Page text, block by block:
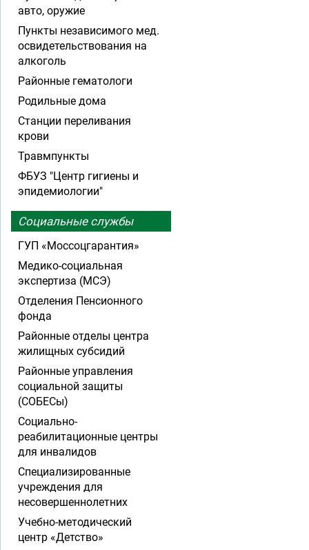
авто, оружие
Пункты независимого мед.
освидетельствования на
алкоголь
Районные гематологи
Родильные дома
Станции переливания
крови
Травмпункты
ФБУЗ "Центр гигиены и
эпидемиологии"
Социальные службы
ГУП «Моссоцгарантия»
Медико-социальная
экспертиза (МСЭ)
Отделения Пенсионного
фонда
Районные отделы центра
жилищных субсидий
Районные управления
социальной защиты
(СОБЕСы)
Социально-
реабилитационные центры
для инвалидов
Специализированные
учреждения для
несовершеннолетних
Учебно-методический
центр «Детство»